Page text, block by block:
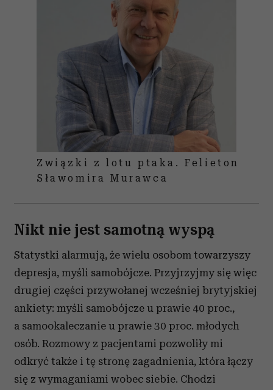
Związki z lotu ptaka. Felieton
Sławomira Murawca
Nikt nie jest samotną wyspą
Statystki alarmują, że wielu osobom towarzyszy
depresja, myśli samobójcze. Przyjrzyjmy się więc
drugiej części przywołanej wcześniej brytyjskiej
ankiety: myśli samobójcze u prawie 40 proc.,
a samookaleczanie u prawie 30 proc. młodych
osób. Rozmowy z pacjentami pozwoliły mi
odkryć także i tę stronę zagadnienia, która łączy
się z wymaganiami wobec siebie. Chodzi